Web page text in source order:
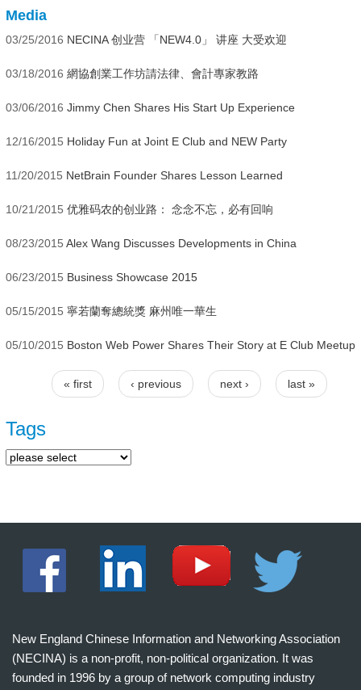
Media
03/25/2016 NECINA 创业营 「NEW4.0」 讲座 大受欢迎
03/18/2016 網協創業工作坊請法律、會計專家教路
03/06/2016 Jimmy Chen Shares His Start Up Experience
12/16/2015 Holiday Fun at Joint E Club and NEW Party
11/20/2015 NetBrain Founder Shares Lesson Learned
10/21/2015 优雅码农的创业路： 念念不忘，必有回响
08/23/2015 Alex Wang Discusses Developments in China
06/23/2015 Business Showcase 2015
05/15/2015 寧若蘭奪總統獎 麻州唯一華生
05/10/2015 Boston Web Power Shares Their Story at E Club Meetup
Pages
« first ‹ previous next › last »
Tags
New England Chinese Information and Networking Association
(NECINA) is a non-profit, non-political organization. It was
founded in 1996 by a group of network computing industry